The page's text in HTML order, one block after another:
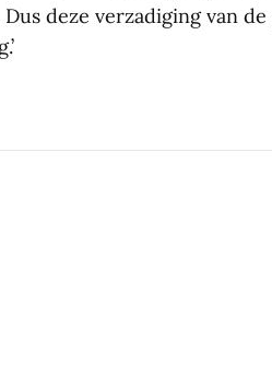
Dus deze verzadiging van